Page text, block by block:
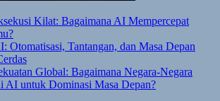
Kilat: Bagaimana AI Mempercepat
Otomatisasi, Tantangan, dan Masa Depan
Global: Bagaimana Negara-Negara
AI untuk Dominasi Masa Depan?